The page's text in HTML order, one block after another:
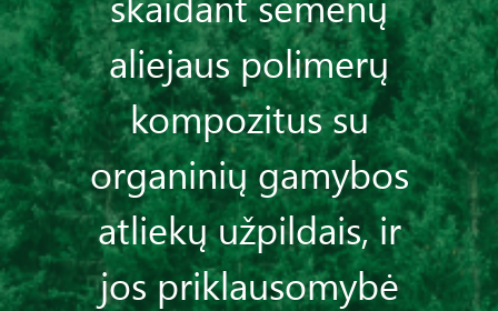
aliejaus polimerų
kompozitus su
organinių gamybos
atliekų užpildais, ir
jos priklausomybė